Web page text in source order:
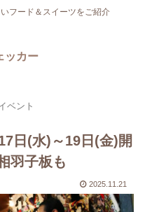
フード＆スイーツをご紹介
ッカー
ベント
日(水)～19日(金)開
羽子板も
2025.11.21